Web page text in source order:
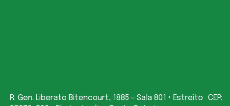
R. Gen. Liberato Bitencourt, 1885 – Sala 801 • Estreito CEP: